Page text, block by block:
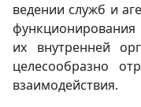
ведении служб и
их внутренней
целесообразно
взаимодействия.